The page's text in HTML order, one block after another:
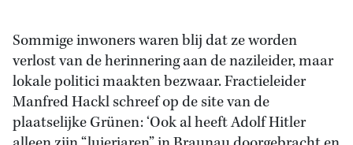
Sommige inwoners waren blij dat ze worden
verlost van de herinnering aan de nazileider, maar
lokale politici maakten bezwaar. Fractieleider
Manfred Hackl schreef op de site van de
plaatselijke Grünen: ‘Ook al heeft Adolf Hitler